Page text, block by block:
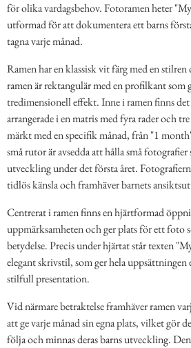
för olika vardagsbehov. Fotoramen heter
utformad för att dokumentera ett barns
tagna varje månad.
Ramen har en klassisk vit färg med en stilren
ramen är rektangulär med en profilkant som
tredimensionell effekt. Inne i ramen finns
arrangerade i en matris med fyra rader och
märkt med en specifik månad, från "1
små rutor är avsedda att hålla små fotografier
utveckling under det första året.
tidlös känsla och framhäver barnets
Centrerat i ramen finns en hjärtformad
uppmärksamheten och ger plats för ett foto
betydelse. Precis under hjärtat står texten
elegant skrivstil, som ger hela uppsättningen
stilfull presentation.
Vid närmare betraktelse framhäver ramen
att ge varje månad sin egna plats, vilket gör
följa och minnas deras barns utveckling.